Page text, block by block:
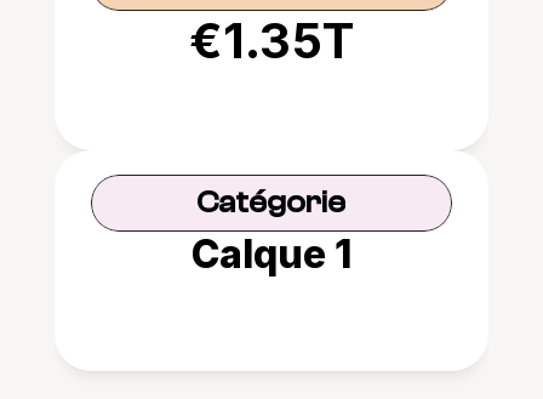
€1.35T
Catégorie
Calque 1